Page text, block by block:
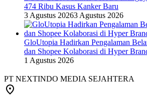
474 Ribu Kasus Kanker Baru
3 Agustus 20263 Agustus 2026
GloUtopia Hadirkan Pengalaman
dan Shopee Kolaborasi di Hyper
1 Agustus 2026
PT NEXTINDO MEDIA SEJAHTERA